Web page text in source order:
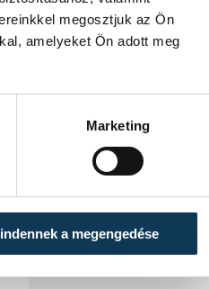
megosztjuk az Ön
amelyeket Ön adott meg
Marketing
a megengedése